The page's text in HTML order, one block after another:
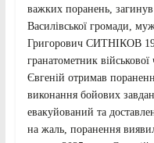
важких поранень,
Василівської громади,
Григорович СИТНІКОВ
гранатометник
Євгеній отримав
виконання бойових
евакуйований та
на жаль, поранення